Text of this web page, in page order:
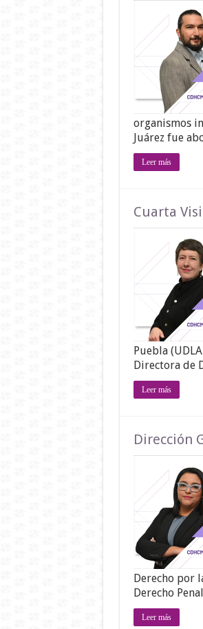
organismos
Juárez fue
Leer más
Cuarta
Puebla
Directora de
Leer más
Dirección
Derecho por
Derecho
Leer más